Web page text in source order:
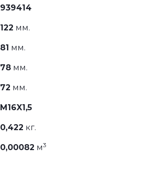
939414
122 мм.
81 мм.
78 мм.
72 мм.
M16X1,5
0,422 кг.
0,00082 м3